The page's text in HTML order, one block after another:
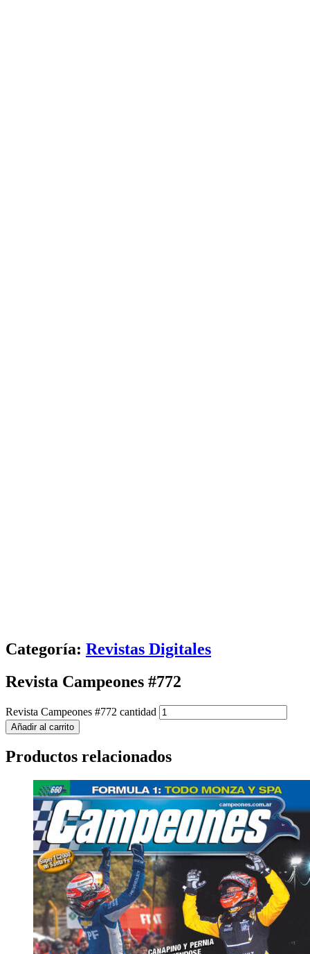
Categoría: Revistas Digitales
Revista Campeones #772
Revista Campeones #772 cantidad
Añadir al carrito
Productos relacionados